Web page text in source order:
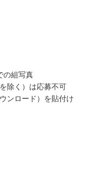
の組写真
除く）は応募不可
ンロード）を貼付け